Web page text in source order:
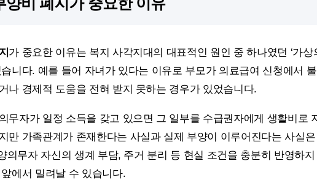
가 중요한 이유는 복지 사각지대의 대표적인 원인 중 하나였던 ‘가상
니다. 예를 들어 자녀가 있다는 이유로 부모가 의료급여 신청에서
나 경제적 도움을 전혀 받지 못하는 경우가 있었습니다.
무자가 일정 소득을 갖고 있으면 그 일부를 수급권자에게 생활비로
만 가족관계가 존재한다는 사실과 실제 부양이 이루어진다는 사실
의무자 자신의 생계 부담, 주거 분리 등 현실 조건을 충분히 반영하
에서 밀려날 수 있습니다.